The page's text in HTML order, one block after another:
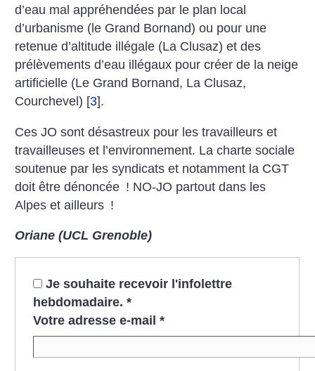
d’eau mal appréhendées par le plan local
d’urbanisme (le Grand Bornand) ou pour une
retenue d’altitude illégale (La Clusaz) et des
prélèvements d’eau illégaux pour créer de la neige
artificielle (Le Grand Bornand, La Clusaz,
Courchevel) [3].
Ces JO sont désastreux pour les travailleurs et
travailleuses et l’environnement. La charte sociale
soutenue par les syndicats et notamment la CGT
doit être dénoncée ! NO-JO partout dans les
Alpes et ailleurs !
Oriane (UCL Grenoble)
Je souhaite recevoir l'infolettre
hebdomadaire. *
Votre adresse e-mail *